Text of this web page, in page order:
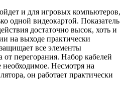
и для игровых компьютеров,
одной видеокартой. Показатель
достаточно высок, хоть и
на выходе практически
все элементы
от перегорания. Набор кабелей
необходимое. Несмотря на
он работает практически